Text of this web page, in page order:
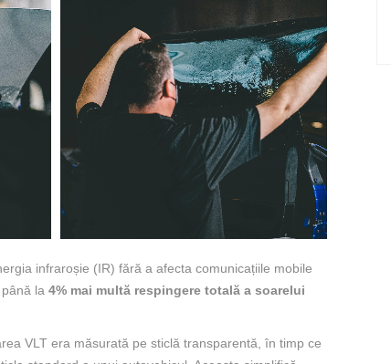
infraroșie (IR) fără a afecta comunicațiile mobile
la 4% mai multă respingere totală a soarelui
VLT era măsurată pe sticlă transparentă, în timp ce